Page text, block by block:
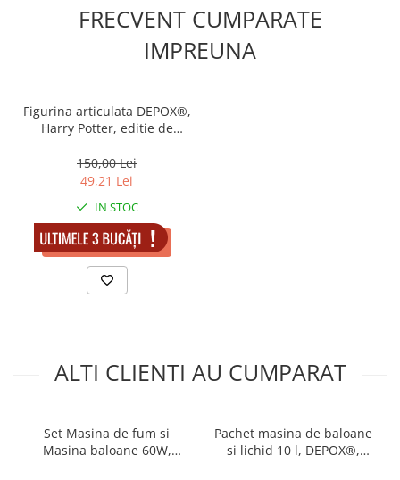
Microfoane
Viori
FRECVENT CUMPARATE
IMPREUNA
Figurina articulata DEPOX®,
Harry Potter, editie de
150,00 Lei
49,21 Lei
IN STOC
ADAUGA IN COS
ALTI CLIENTI AU CUMPARAT
Set Masina de fum si
Masina baloane 60W,
Pachet masina de baloane
si lichid 10 l, DEPOX®,